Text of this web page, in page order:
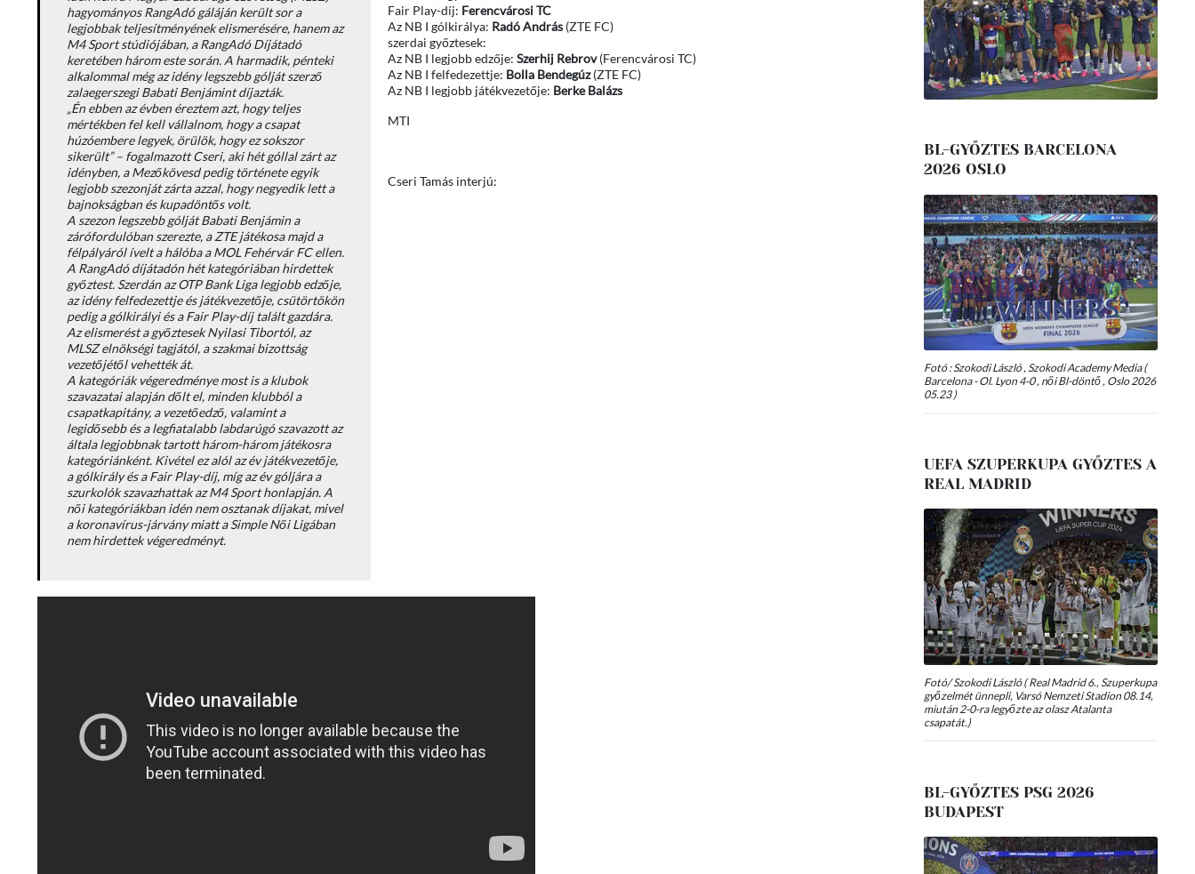
hagyományos RangAdó gáláján került sor a
legjobbak teljesítményének elismerésére, hanem az
M4 Sport stúdiójában, a RangAdó Díjátadó
keretében három este során. A harmadik, pénteki
alkalommal még az idény legszebb gólját szerző
zalaegerszegi Babati Benjámint díjazták.
„Én ebben az évben éreztem azt, hogy teljes
mértékben fel kell vállalnom, hogy a csapat
húzóembere legyek, örülök, hogy ez sokszor
sikerült” – fogalmazott Cseri, aki hét góllal zárt az
idényben, a Mezőkövesd pedig története egyik
legjobb szezonját zárta azzal, hogy negyedik lett a
bajnokságban és kupadöntős volt.
A szezon legszebb gólját Babati Benjámin a
zárófordulóban szerezte, a ZTE játékosa majd a
félpályáról ívelt a hálóba a MOL Fehérvár FC ellen.
A RangAdó díjátadón hét kategóriában hirdettek
győztest. Szerdán az OTP Bank Liga legjobb edzője,
az idény felfedezettje és játékvezetője, csütörtökön
pedig a gólkirályi és a Fair Play-díj talált gazdára.
Az elismerést a győztesek Nyilasi Tibortól, az
MLSZ elnökségi tagjától, a szakmai bizottság
vezetőjétől vehették át.
A kategóriák végeredménye most is a klubok
szavazatai alapján dőlt el, minden klubból a
csapatkapitány, a vezetőedző, valamint a
legidősebb és a legfiatalabb labdarúgó szavazott az
általa legjobbnak tartott három-három játékosra
kategóriánként. Kivétel ez alól az év játékvezetője,
a gólkirály és a Fair Play-díj, míg az év góljára a
szurkolók szavazhattak az M4 Sport honlapján. A
női kategóriákban idén nem osztanak díjakat, mivel
a koronavírus-járvány miatt a Simple Női Ligában
nem hirdettek végeredményt.
Fair Play-díj: Ferencvárosi TC
Az NB I gólkirálya: Radó András(ZTE FC)
szerdai győztesek:
Az NB I legjobb edzője: Szerhij Rebrov(Ferencvárosi TC)
Az NB I felfedezettje: Bolla Bendegúz(ZTE FC)
Az NB I legjobb játékvezetője: Berke Balázs
MTI
Cseri Tamás interjú:
BL-GYŐZTES BARCELONA
2026 OSLO
Fotó : Szokodi László , Szokodi Academy Media (
Barcelona - Ol. Lyon 4-0 , női Bl-döntő , Oslo 2026
05.23 )
UEFA SZUPERKUPA GYŐZTES A
REAL MADRID
Fotó/ Szokodi László ( Real Madrid 6., Szuperkupa
győzelmét ünnepli, Varsó Nemzeti Stadion 08.14,
miután 2-0-ra legyőzte az olasz Atalanta
csapatát.)
BL-GYŐZTES PSG 2026
BUDAPEST